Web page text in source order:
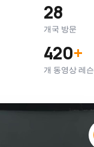
28
개국 방문
420+
개 동영상 레슨